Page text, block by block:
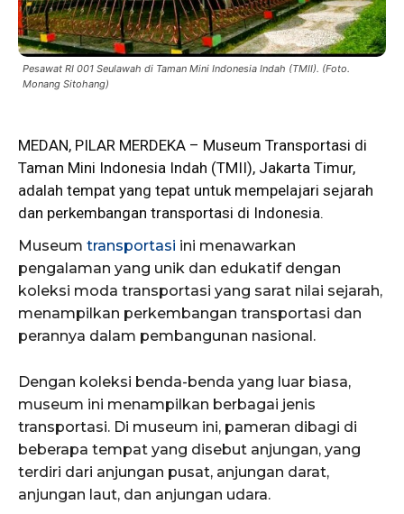
Pesawat RI 001 Seulawah di Taman Mini Indonesia Indah (TMII). (Foto.
Monang Sitohang)
MEDAN, PILAR MERDEKA – Museum Transportasi di
Taman Mini Indonesia Indah (TMII), Jakarta Timur,
adalah tempat yang tepat untuk mempelajari sejarah
dan perkembangan transportasi di Indonesia.
Museum transportasi ini menawarkan
pengalaman yang unik dan edukatif dengan
koleksi moda transportasi yang sarat nilai sejarah,
menampilkan perkembangan transportasi dan
perannya dalam pembangunan nasional.
Dengan koleksi benda-benda yang luar biasa,
museum ini menampilkan berbagai jenis
transportasi. Di museum ini, pameran dibagi di
beberapa tempat yang disebut anjungan, yang
terdiri dari anjungan pusat, anjungan darat,
anjungan laut, dan anjungan udara.